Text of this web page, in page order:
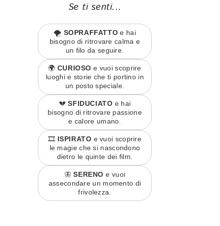
Se ti senti...
🌪️ SOPRAFFATTO e hai
bisogno di ritrovare calma e
un filo da seguire.
🌍 CURIOSO e vuoi scoprire
luoghi e storie che ti portino in
un posto speciale.
💔SFIDUCIATO e hai
bisogno di ritrovare passione
e calore umano.
🎞️ ISPIRATO e vuoi scoprire
le magie che si nascondono
dietro le quinte dei film.
🦋SERENO e vuoi
assecondare un momento di
frivolezza.